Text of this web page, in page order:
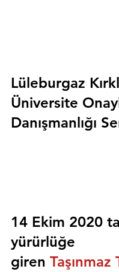
Lüleburgaz
Üniversite
Danışmanlığı
14 Ekim 2020
yürürlüğe
giren